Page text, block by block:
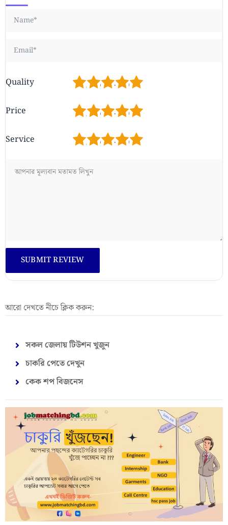
Quality 5
4
3
2
Price 5
4
3
2
Service 5
4
3
2
আরো দেখতে নীচে ক্লিক করুন:
সকল জেলায় টিউশন খুজুন
চাকরি পেতে দেখুন
কেক শপ বিজনেস